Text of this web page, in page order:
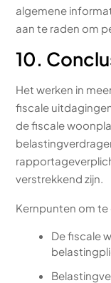
algemene
aan te raden om
10.
Het werken in
fiscale
de fiscale
verstrekkend zijn.
Kernpunten om
De fiscale